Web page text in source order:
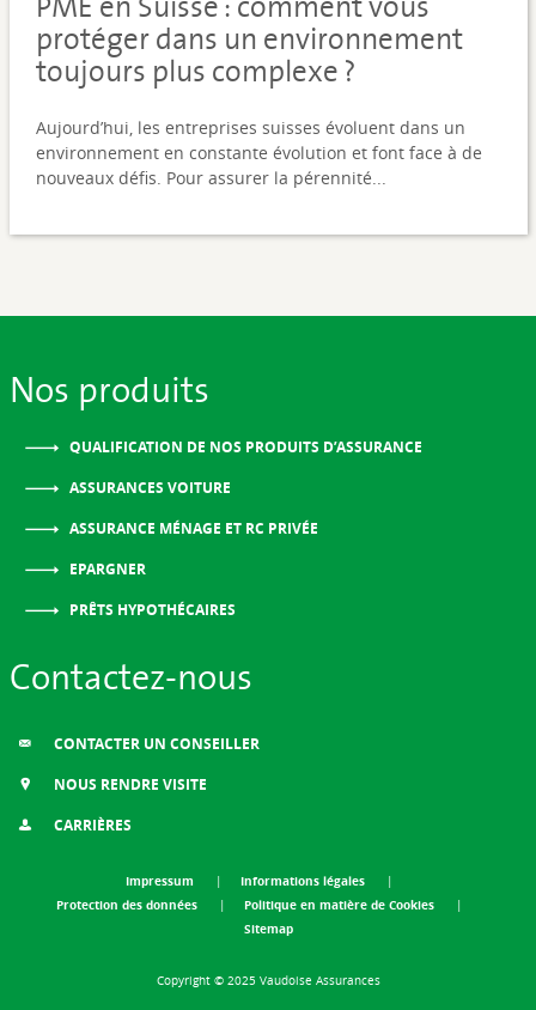
protéger dans un environnement
toujours plus complexe ?
Aujourd’hui, les entreprises suisses évoluent dans un
environnement en constante évolution et font face à de
nouveaux défis. Pour assurer la pérennité...
Nos produits
QUALIFICATION DE NOS PRODUITS D’ASSURANCE
ASSURANCES VOITURE
ASSURANCE MÉNAGE ET RC PRIVÉE
EPARGNER
PRÊTS HYPOTHÉCAIRES
Contactez-nous
CONTACTER UN CONSEILLER
NOUS RENDRE VISITE
CARRIÈRES
Impressum
Informations légales
Protection des données
Politique en matière de Cookies
Sitemap
Copyright © 2025 Vaudoise Assurances